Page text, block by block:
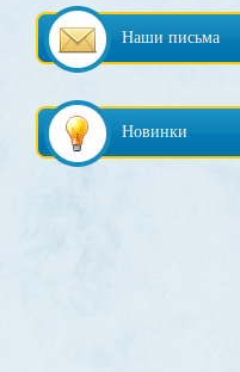
Наши письма
Новинки